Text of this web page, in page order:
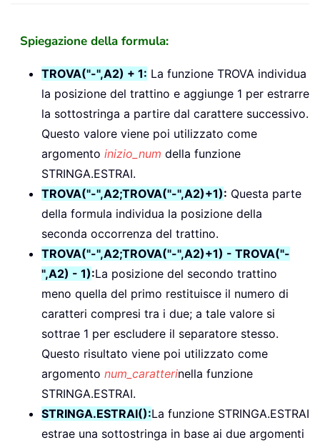
Spiegazione della formula:
TROVA("-",A2) + 1: La funzione TROVA individua
la posizione del trattino e aggiunge 1 per estrarre
la sottostringa a partire dal carattere successivo.
Questo valore viene poi utilizzato come
argomento inizio_num della funzione
STRINGA.ESTRAI.
TROVA("-",A2;TROVA("-",A2)+1): Questa parte
della formula individua la posizione della
seconda occorrenza del trattino.
TROVA("-",A2;TROVA("-",A2)+1) - TROVA("-
",A2) - 1):La posizione del secondo trattino
meno quella del primo restituisce il numero di
caratteri compresi tra i due; a tale valore si
sottrae 1 per escludere il separatore stesso.
Questo risultato viene poi utilizzato come
argomento num_caratterinella funzione
STRINGA.ESTRAI.
STRINGA.ESTRAI():La funzione STRINGA.ESTRAI
estrae una sottostringa in base ai due argomenti